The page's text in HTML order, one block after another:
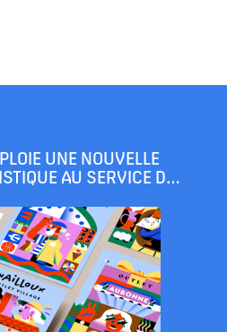
UNE NOUVELLE
AU SERVICE DE
OUTLET